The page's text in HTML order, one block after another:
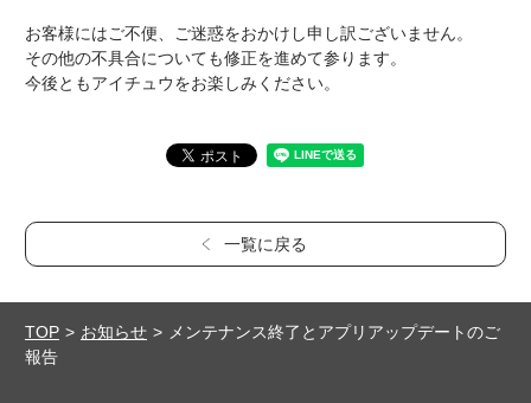
お客様にはご不便、ご迷惑をおかけし申し訳ございません。
その他の不具合についても修正を進めて参ります。
今後ともアイチュウをお楽しみください。
一覧に戻る
TOP お知らせ
メンテナンス終了とアプリアップデートのご
報告